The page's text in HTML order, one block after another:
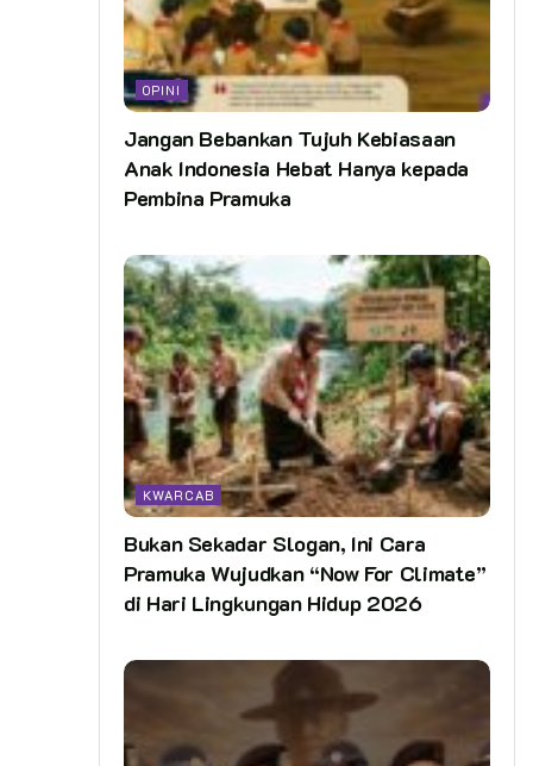
OPINI
Jangan Bebankan Tujuh Kebiasaan
Anak Indonesia Hebat Hanya kepada
Pembina Pramuka
KWARCAB
Bukan Sekadar Slogan, Ini Cara
Pramuka Wujudkan “Now For Climate”
di Hari Lingkungan Hidup 2026